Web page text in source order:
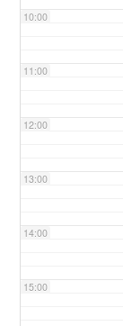
10:00
11:00
12:00
13:00
14:00
15:00